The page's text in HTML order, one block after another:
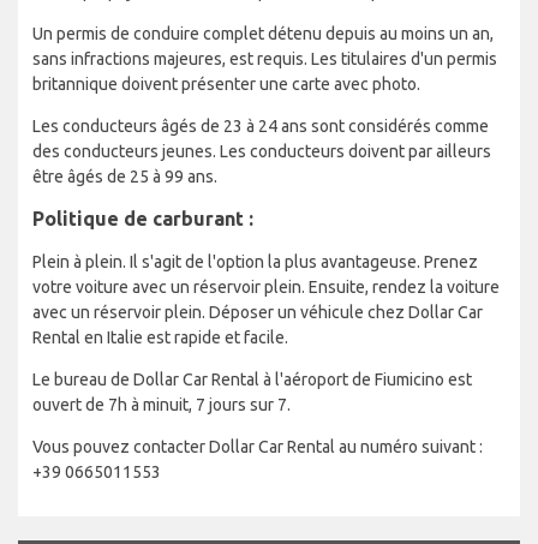
Un permis de conduire complet détenu depuis au moins un an,
sans infractions majeures, est requis. Les titulaires d'un permis
britannique doivent présenter une carte avec photo.
Les conducteurs âgés de 23 à 24 ans sont considérés comme
des conducteurs jeunes. Les conducteurs doivent par ailleurs
être âgés de 25 à 99 ans.
Politique de carburant :
Plein à plein. Il s'agit de l'option la plus avantageuse. Prenez
votre voiture avec un réservoir plein. Ensuite, rendez la voiture
avec un réservoir plein. Déposer un véhicule chez Dollar Car
Rental en Italie est rapide et facile.
Le bureau de Dollar Car Rental à l'aéroport de Fiumicino est
ouvert de 7h à minuit, 7 jours sur 7.
Vous pouvez contacter Dollar Car Rental au numéro suivant :
+39 0665011553